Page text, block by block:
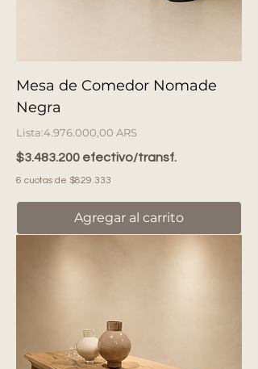
Mesa de Comedor Nomade
Negra
Precio4.976.000,00 ARS
$3.483.200 efectivo/transf.
6 cuotas de $829.333
Agregar al carrito